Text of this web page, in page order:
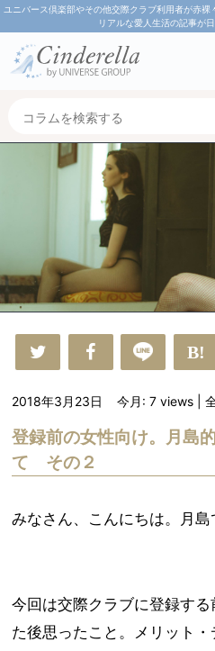
ユニバース倶楽部やその他交際クラブ利用者が赤
リアルな愛人生活の記事が
2018年3月23日 今月: 7views |
登録前の女性向け。月島
て その２
みなさん、こんにちは。月島
今回は交際クラブに登録す
た後思ったこと。メリット